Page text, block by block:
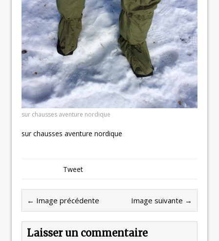
sur chausses aventure nordique
sur chausses aventure nordique
Tweet
← Image précédente Image suivante →
Laisser un commentaire